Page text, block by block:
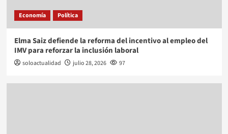
Economía Política
Elma Saiz defiende la reforma del incentivo al empleo del
IMV para reforzar la inclusión laboral
soloactualidad julio 28, 2026 97